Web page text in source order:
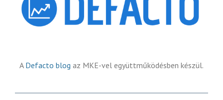
A Defacto blog az MKE-vel együttműködésben készül.